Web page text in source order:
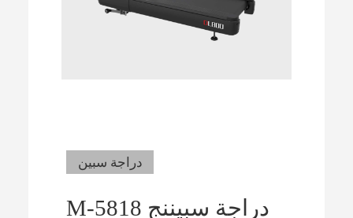
دراجة سبين
M-5818 دراجة سبيننج